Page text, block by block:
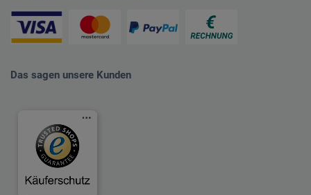
Das sagen unsere Kunden